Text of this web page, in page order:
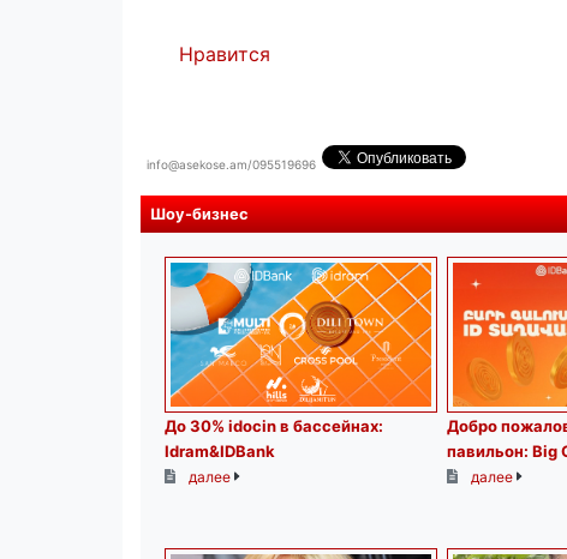
Нравится
info@asekose.am/095519696
Шоу-бизнес
До 30% idocin в бассейнах:
Idram&IDBank
далее
Добро
павильон: Big
далее